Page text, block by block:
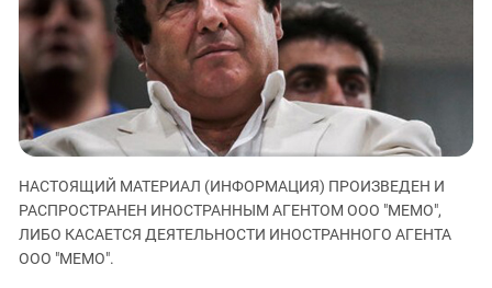
ЗАСТАВЛЯЕТ
КАВКАЗ ЗА ПАЛЕСТИНУ
ИНАКОМЫСЛИЕ В ЧЕЧНЕ
ПРЕСЛЕДОВАНИЕ АКТИВИСТОВ
МОБИЛИЗАЦИЯ И ПРОТЕСТЫ
Дагестан
Ингушетия
Кабардино-Балкария
Калмыкия
Карачаево-Черкесия
Краснодарский край
Российская Федерация
НАСТОЯЩИЙ МАТЕРИАЛ (ИНФОРМАЦИЯ) ПРОИЗВЕДЕН И
РАСПРОСТРАНЕН ИНОСТРАННЫМ АГЕНТОМ ООО "МЕМО",
ЛИБО КАСАЕТСЯ ДЕЯТЕЛЬНОСТИ ИНОСТРАННОГО АГЕНТА
ООО "МЕМО".